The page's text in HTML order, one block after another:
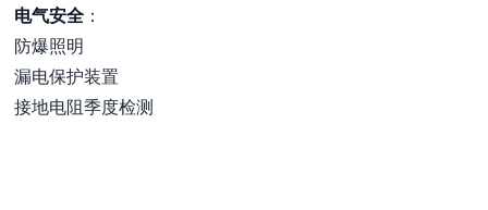
电气安全 ：
防爆照明
漏电保护装置
接地电阻季度检测